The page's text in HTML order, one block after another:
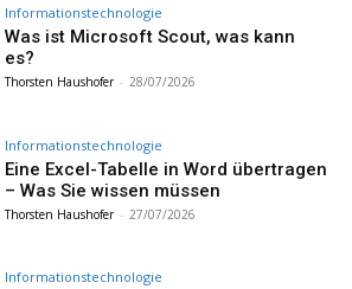
Informationstechnologie
Was ist Microsoft Scout, was kann
es?
Thorsten Haushofer - 28/07/2026
Informationstechnologie
Eine Excel-Tabelle in Word übertragen
– Was Sie wissen müssen
Thorsten Haushofer - 27/07/2026
Informationstechnologie